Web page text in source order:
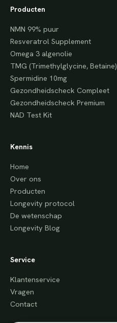
Producten
NMN 99% puur
Resveratrol Supplement
Omega 3 algenolie
TMG (Trimethylglycine, Betaine)
Spermidine 10mg
Gezondheidscheck Compleet
Gezondheidscheck Premium
NAD Test Kit
Kennis
Home
Over ons
Producten
Longevity protocol
De wetenschap
Longevity Blog
Service
Klantenservice
Vragen
Contact